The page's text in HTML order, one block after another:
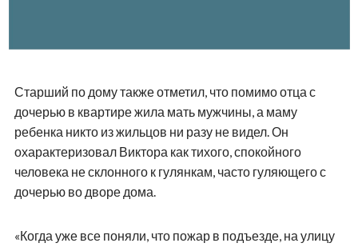
Старший по дому также отметил, что помимо отца с
дочерью в квартире жила мать мужчины, а маму
ребенка никто из жильцов ни разу не видел. Он
охарактеризовал Виктора как тихого, спокойного
человека не склонного к гулянкам, часто гуляющего с
дочерью во дворе дома.
«Когда уже все поняли, что пожар в подъезде, на улицу